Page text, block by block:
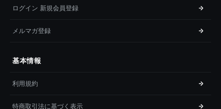
ログイン 新規会員登録
メルマガ登録
基本情報
利用規約
特商取引法に基づく表示